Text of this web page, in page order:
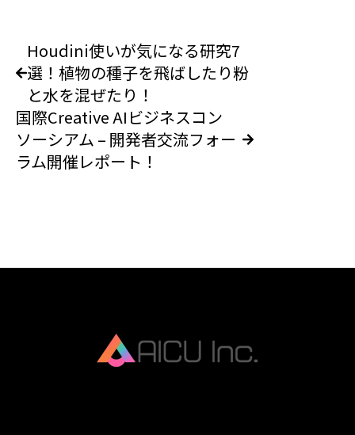
Houdini使いが気になる研究7
選！植物の種子を飛ばしたり粉
と水を混ぜたり！
国際Creative AIビジネスコン
ソーシアム – 開発者交流フォー
ラム開催レポート！